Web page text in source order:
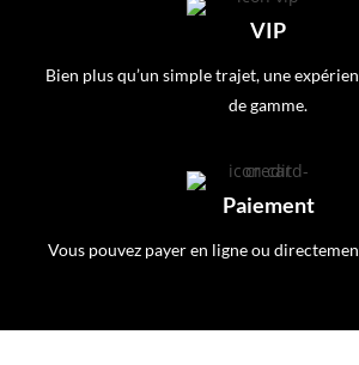
VIP
Bien plus qu’un simple trajet, une
de gamme.
Paiement
Vous pouvez payer en ligne ou